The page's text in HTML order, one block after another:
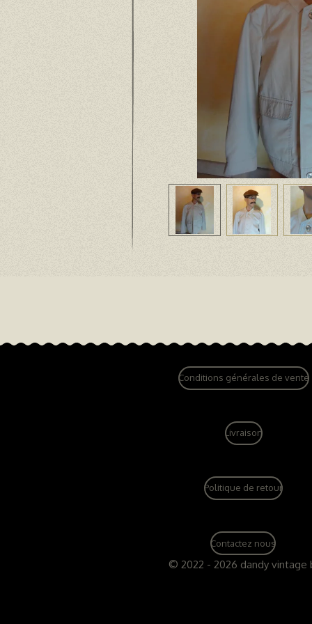
Conditions générales de vente
Livraison
Politique de retour
Contactez nous
© 2022 - 2026 dandy vintage